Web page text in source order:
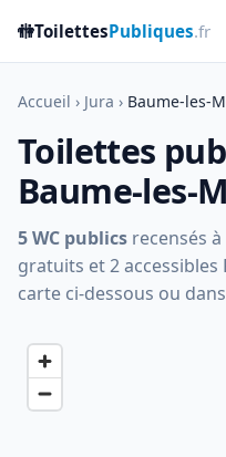
🚻ToilettesPubliques.fr
Accueil › Jura › Baume-les-
Toilettes
Baume-les-
5 WC publics recensés
gratuits et 2 accessibles
carte ci-dessous ou